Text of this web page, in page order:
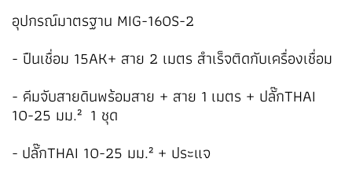
อุปกรณ์มาตรฐาน MIG-160S-2
- ปืนเชื่อม 15AK+ สาย 2 เมตร สำเร็จติดกับเครื่องเชื่อม
- คีมจับสายดินพร้อมสาย + สาย 1 เมตร + ปลั๊กTHAI
10-25 มม.² 1 ชุด
- ปลั๊กTHAI 10-25 มม.² + ประแจ